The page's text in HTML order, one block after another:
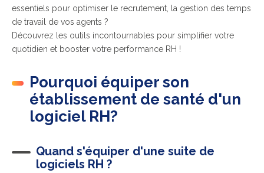
essentiels pour optimiser le recrutement, la gestion des temps
de travail de vos agents ?
Découvrez les outils incontournables pour simplifier votre
quotidien et booster votre performance RH !
Pourquoi équiper son
établissement de santé d'un
logiciel RH?
Quand s'équiper d'une suite de
logiciels RH ?